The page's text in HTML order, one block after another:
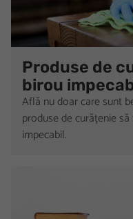
Produse de
birou
Află nu doar care sunt
produse de curățenie
impecabil.